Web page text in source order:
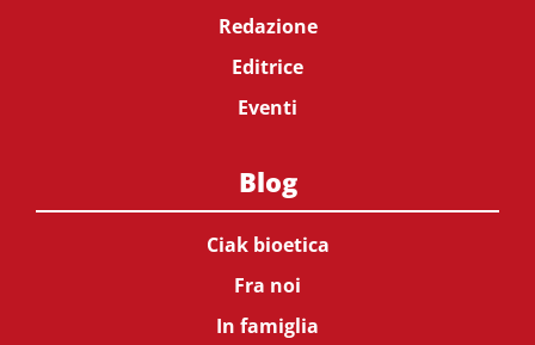
Redazione
Editrice
Eventi
Blog
Ciak bioetica
Fra noi
In famiglia